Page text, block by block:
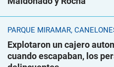
PARQUE MIRAMAR,
Explotaron un cajero
cuando escapaban, los